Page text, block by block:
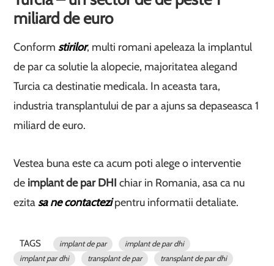
miliard de euro
Conformstirilor, multi romani apeleaza la implantul
de par ca solutie la alopecie, majoritatea alegand
Turcia ca destinatie medicala. In aceasta tara,
industria transplantului de par a ajuns sa depaseasca 1
miliard de euro.
Vestea buna este ca acum poti alege o interventie
de implant de par DHI chiar in Romania, asa ca nu
ezitasa ne contactezipentru informatii detaliate.
TAGS implant de par
implant de par dhi
implant par dhi
transplant de par transplant de par dhi